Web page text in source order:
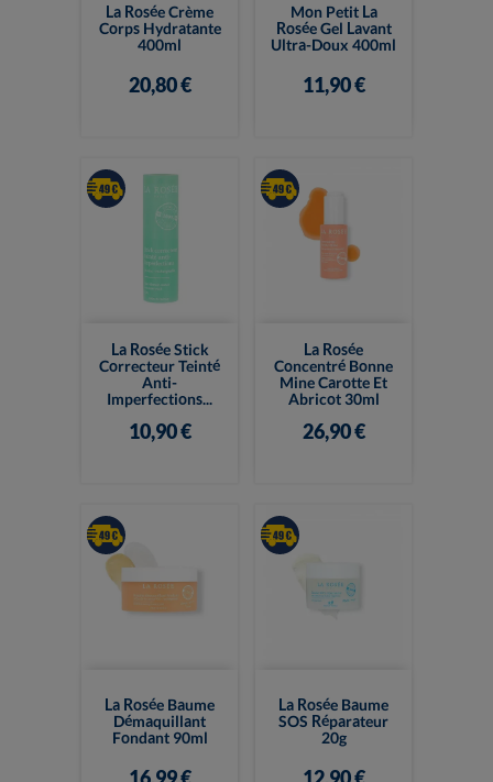
La Rosée Crème
Corps Hydratante
400ml
20,80 €
Mon Petit La
Rosée Gel Lavant
Ultra-Doux 400ml
11,90 €
La Rosée Stick
Correcteur Teinté
Anti-
Imperfections...
10,90 €
La Rosée
Concentré Bonne
Mine Carotte Et
Abricot 30ml
26,90 €
La Rosée Baume
Démaquillant
Fondant 90ml
La Rosée Baume
SOS Réparateur
20g